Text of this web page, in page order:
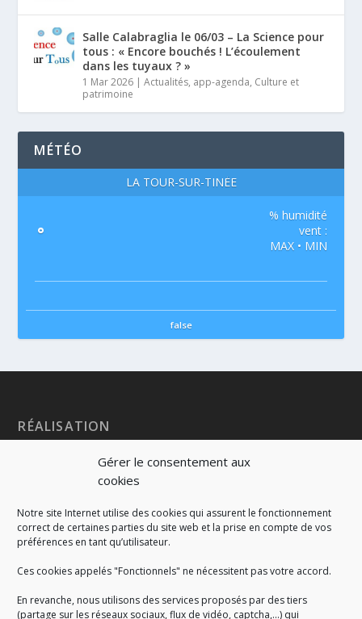
Gérer le consentement aux
cookies
Notre site Internet utilise des cookies qui assurent le fonctionnement
correct de certaines parties du site web et la prise en compte de vos
préférences en tant qu’utilisateur.
Ces cookies appelés "Fonctionnels" ne nécessitent pas votre accord.
En revanche, nous utilisons des services proposés par des tiers
(partage sur les réseaux sociaux, flux de vidéo, captcha,...) qui
Salle Calabraglia le 06/03 – La Science pour
tous : « Encore bouchés ! L’écoulement
dans les tuyaux ? »
1 Mar 2026 |Actualités, app-agenda, Culture et
patrimoine
MÉTÉO
LA TOUR-SUR-TINÉE
°
% humidité
vent :
MAX • MIN
false
RÉALISATION